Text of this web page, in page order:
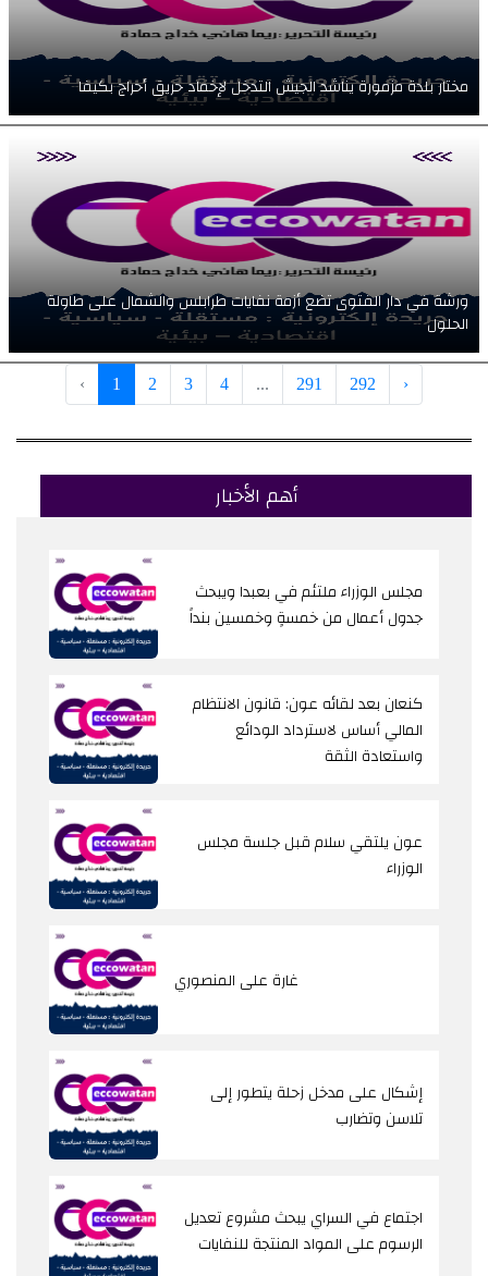
مختار بلدة مزمورة يناشد الجيش التدخل لإخماد حريق أحراج بكيفا
ورشة في دار الفتوى تضع أزمة نفايات طرابلس والشمال على طاولة
الحلول
‹ 1 2 3 4 ... 291 292 ›
أهم الأخبار
مجلس الوزراء ملتئم في بعبدا ويبحث
جدول أعمال من خمسةٍ وخمسين بنداً
كنعان بعد لقائه عون: قانون الانتظام
المالي أساس لاسترداد الودائع
واستعادة الثقة
عون يلتقي سلام قبل جلسة مجلس
الوزراء
غارة على المنصوري
إشكال على مدخل زحلة يتطور إلى
تلاسن وتضارب
اجتماع في السراي يبحث مشروع تعديل
الرسوم على المواد المنتجة للنفايات